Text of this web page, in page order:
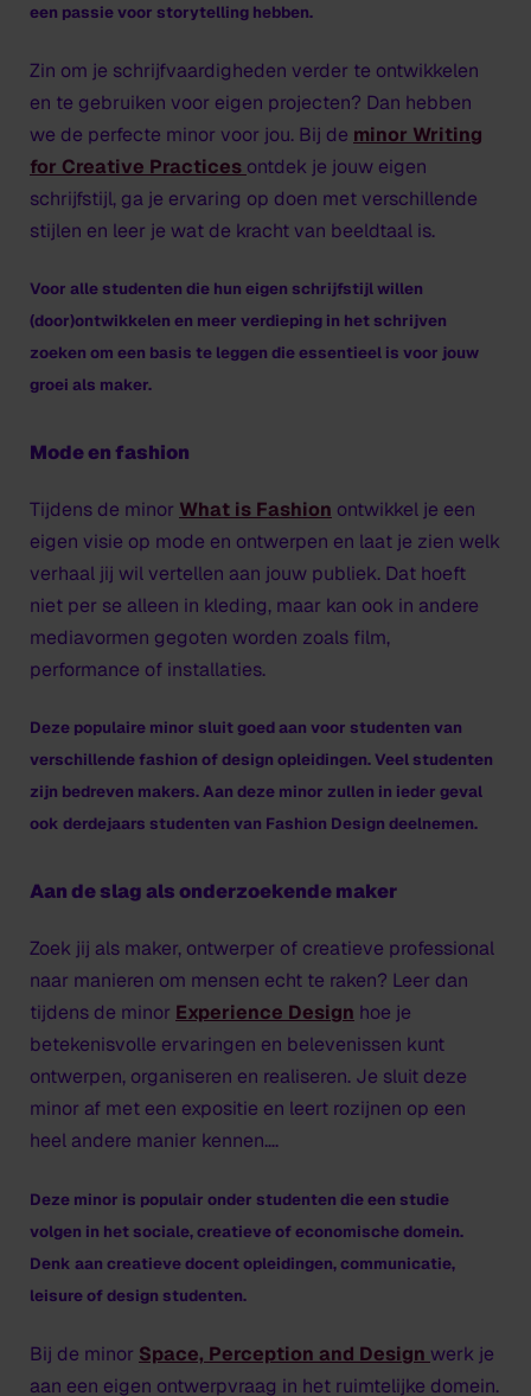
een passie voor storytelling hebben.
Zin om je schrijfvaardigheden verder te ontwikkelen
en te gebruiken voor eigen projecten? Dan hebben
we de perfecte minor voor jou. Bij de minor Writing
for Creative Practices ontdek je jouw eigen
schrijfstijl, ga je ervaring op doen met verschillende
stijlen en leer je wat de kracht van beeldtaal is.
Voor alle studenten die hun eigen schrijfstijl willen
(door)ontwikkelen en meer verdieping in het schrijven
zoeken om een basis te leggen die essentieel is voor jouw
groei als maker.
Mode en fashion
Tijdens de minor What is Fashion ontwikkel je een
eigen visie op mode en ontwerpen en laat je zien welk
verhaal jij wil vertellen aan jouw publiek. Dat hoeft
niet per se alleen in kleding, maar kan ook in andere
mediavormen gegoten worden zoals film,
performance of installaties.
Deze populaire minor sluit goed aan voor studenten van
verschillende fashion of design opleidingen. Veel studenten
zijn bedreven makers. Aan deze minor zullen in ieder geval
ook derdejaars studenten van Fashion Design deelnemen.
Aan de slag als onderzoekende maker
Zoek jij als maker, ontwerper of creatieve professional
naar manieren om mensen echt te raken? Leer dan
tijdens de minor Experience Design hoe je
betekenisvolle ervaringen en belevenissen kunt
ontwerpen, organiseren en realiseren. Je sluit deze
minor af met een expositie en leert rozijnen op een
heel andere manier kennen….
Deze minor is populair onder studenten die een studie
volgen in het sociale, creatieve of economische domein.
Denk aan creatieve docent opleidingen, communicatie,
leisure of design studenten.
Bij de minor Space, Perception and Design werk je
aan een eigen ontwerpvraag in het ruimtelijke domein.